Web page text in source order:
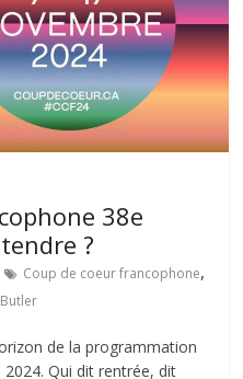
38e
?
Coup de coeur francophone,
de la programmation
Qui dit rentrée, dit